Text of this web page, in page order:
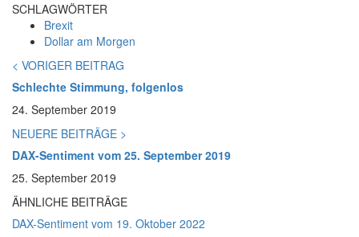
SCHLAGWÖRTER
Brexit
Dollar am Morgen
< VORIGER BEITRAG
Schlechte Stimmung, folgenlos
24. September 2019
NEUERE BEITRÄGE >
DAX-Sentiment vom 25. September 2019
25. September 2019
ÄHNLICHE BEITRÄGE
DAX-Sentiment vom 19. Oktober 2022